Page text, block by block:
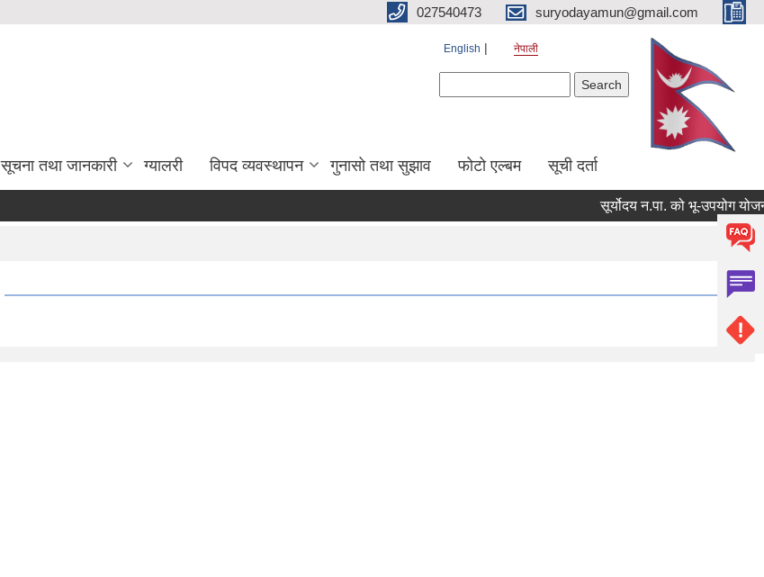
027540473 suryodayamun@gmail.com
English नेपाली
सूचना तथा जानकारी ग्यालरी विपद व्यवस्थापन गुनासो तथा सुझाव फोटो एल्बम सूची दर्ता
सूर्योदय न.पा. को भू-उपयोग योजना